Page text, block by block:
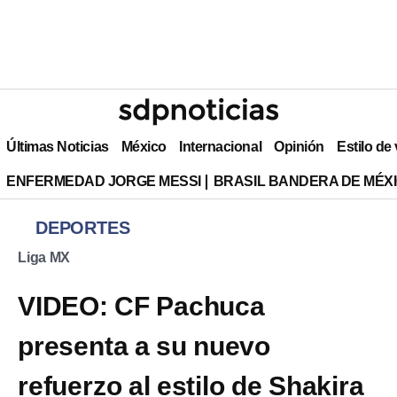
Últimas Noticias México Internacional Opinión Estilo de
ENFERMEDAD JORGE MESSI BRASIL BANDERA DE
DEPORTES
Liga MX
VIDEO: CF Pachuca
presenta a su nuevo
refuerzo al estilo de Shakira